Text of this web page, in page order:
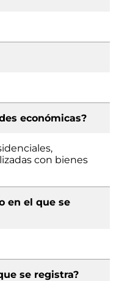
económicas?
con bienes
en el que se
se registra?